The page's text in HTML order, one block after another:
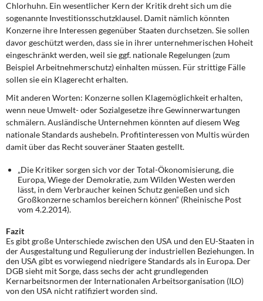
Chlorhuhn. Ein wesentlicher Kern der Kritik dreht sich um die
sogenannte Investitionsschutzklausel. Damit nämlich könnten
Konzerne ihre Interessen gegenüber Staaten durchsetzen. Sie sollen
davor geschützt werden, dass sie in ihrer unternehmerischen Hoheit
eingeschränkt werden, weil sie ggf. nationale Regelungen (zum
Beispiel Arbeitnehmerschutz) einhalten müssen. Für strittige Fälle
sollen sie ein Klagerecht erhalten.
Mit anderen Worten: Konzerne sollen Klagemöglichkeit erhalten,
wenn neue Umwelt- oder Sozialgesetze ihre Gewinnerwartungen
schmälern. Ausländische Unternehmen könnten auf diesem Weg
nationale Standards aushebeln. Profitinteressen von Multis würden
damit über das Recht souveräner Staaten gestellt.
„Die Kritiker sorgen sich vor der Total-Ökonomisierung, die
Europa, Wiege der Demokratie, zum Wilden Westen werden
lässt, in dem Verbraucher keinen Schutz genießen und sich
Großkonzerne schamlos bereichern können“ (Rheinische Post
vom 4.2.2014).
Fazit
Es gibt große Unterschiede zwischen den USA und den EU-Staaten in
der Ausgestaltung und Regulierung der industriellen Beziehungen. In
den USA gibt es vorwiegend niedrigere Standards als in Europa. Der
DGB sieht mit Sorge, dass sechs der acht grundlegenden
Kernarbeitsnormen der Internationalen Arbeitsorganisation (ILO)
von den USA nicht ratifiziert worden sind.